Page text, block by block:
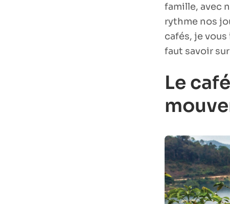
famille, avec
rythme nos
cafés, je
faut savoir
Le